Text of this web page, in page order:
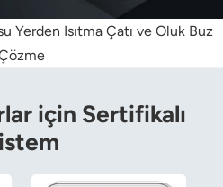
svenska
Yerden Isıtma Çatı ve Oluk Buz
için Sertifikalı